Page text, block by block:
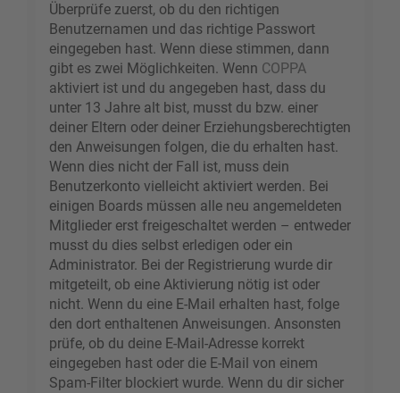
Überprüfe zuerst, ob du den richtigen
Benutzernamen und das richtige Passwort
eingegeben hast. Wenn diese stimmen, dann
gibt es zwei Möglichkeiten. Wenn COPPA
aktiviert ist und du angegeben hast, dass du
unter 13 Jahre alt bist, musst du bzw. einer
deiner Eltern oder deiner Erziehungsberechtigten
den Anweisungen folgen, die du erhalten hast.
Wenn dies nicht der Fall ist, muss dein
Benutzerkonto vielleicht aktiviert werden. Bei
einigen Boards müssen alle neu angemeldeten
Mitglieder erst freigeschaltet werden – entweder
musst du dies selbst erledigen oder ein
Administrator. Bei der Registrierung wurde dir
mitgeteilt, ob eine Aktivierung nötig ist oder
nicht. Wenn du eine E-Mail erhalten hast, folge
den dort enthaltenen Anweisungen. Ansonsten
prüfe, ob du deine E-Mail-Adresse korrekt
eingegeben hast oder die E-Mail von einem
Spam-Filter blockiert wurde. Wenn du dir sicher